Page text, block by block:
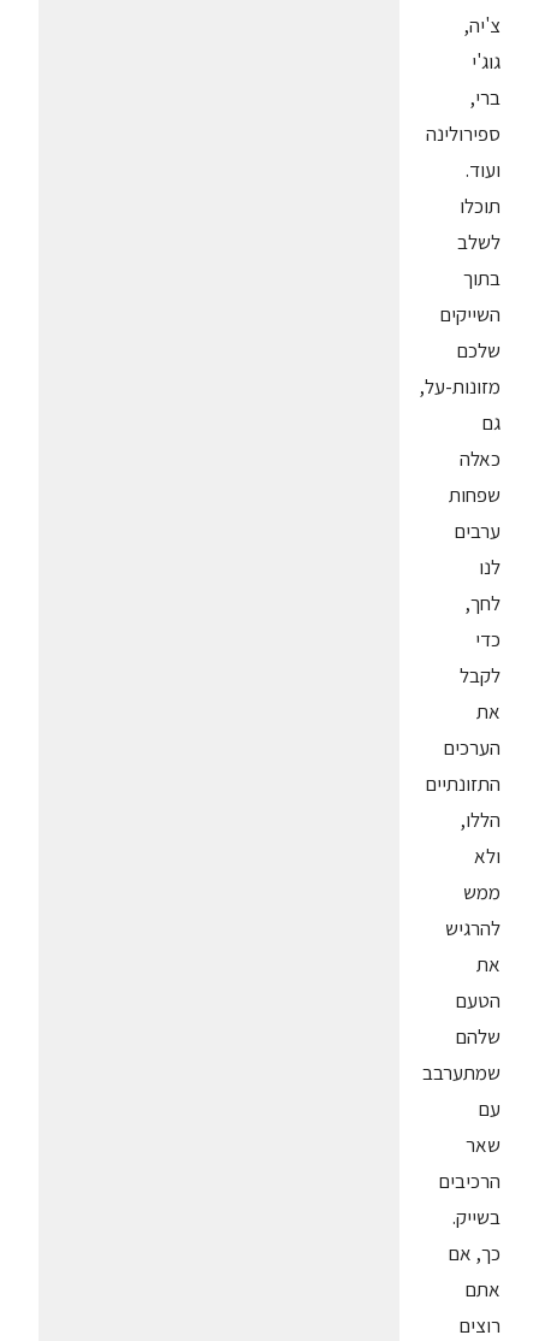
צ'יה,
גוג'י
ברי,
ספירולינה
ועוד.
תוכלו
לשלב
בתוך
השייקים
שלכם
מזונות-על,
גם
כאלה
שפחות
ערבים
לנו
לחך,
כדי
לקבל
את
הערכים
התזונתיים
הללו,
ולא
ממש
להרגיש
את
הטעם
שלהם
שמתערבב
עם
שאר
הרכיבים
בשייק.
כך, אם
אתם
רוצים